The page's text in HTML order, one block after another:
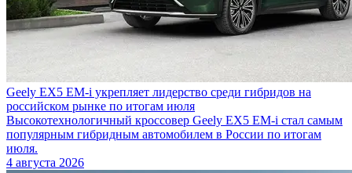
Geely EX5 EM-i укрепляет лидерство среди гибридов на
российском рынке по итогам июля
Высокотехнологичный кроссовер Geely EX5 EM-i стал самым
популярным гибридным автомобилем в России по итогам
июля.
4 августа 2026